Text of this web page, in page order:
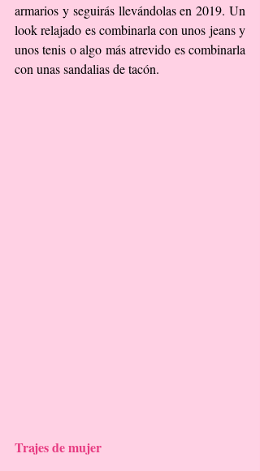
armarios y seguirás llevándolas en 2019. Un
look relajado es combinarla con unos jeans y
unos tenis o algo más atrevido es combinarla
con unas sandalias de tacón.
Trajes de mujer